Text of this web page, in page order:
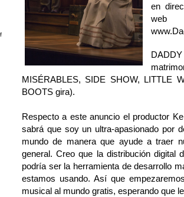
en
MISÉRABLES, SIDE SHOW, LITTLE
BOOTS gira).
Respecto a este anuncio el productor
sabrá que soy un ultra-apasionado por
mundo de manera que ayude a traer
general. Creo que la distribución digital
podría ser la herramienta de desarrollo
estamos usando. Así que
musical al mundo gratis, esperando que